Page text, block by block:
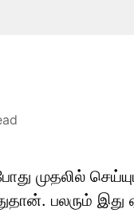
முதலில்
பலரும்